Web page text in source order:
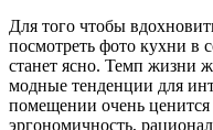
Для того чтобы
посмотреть фото кухни в
станет ясно. Темп жизни
модные тенденции для
помещении очень ценится
эргономичность,